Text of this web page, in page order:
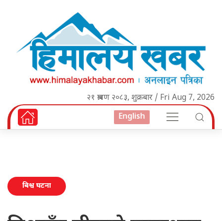
२१ श्रावण २०८३, शुक्रबार / Fri Aug 7, 2026
English
बिश्व घटना